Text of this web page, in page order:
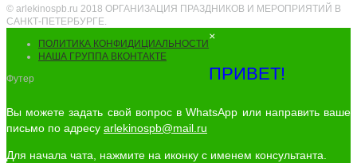
© arlekinospb.ru 2018 ОРГАНИЗАЦИЯ ПРАЗДНИКОВ И МЕРОПРИЯТИЙ В
САНКТ-ПЕТЕРБУРГЕ.
ПОЛИТИКА КОНФИДИЦИАЛЬНОСТИ
НАША ГРУППА ВКОНТАКТЕ
Футер
×
ПРИВЕТ!
Вы можете задать свой вопрос в WhatsApp или направить ваше
письмо по адресу arlekinospb@mail.ru
Для начала чата, нажмите на иконку с именем консультанта.